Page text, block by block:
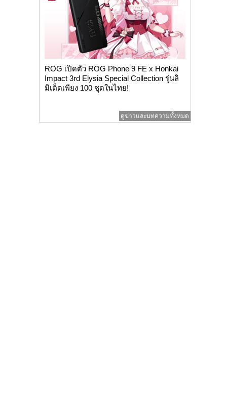
ROG เปิดตัว ROG Phone 9 FE x Honkai
Impact 3rd Elysia Special Collection รุ่นลิ
มิเต็ดเพียง 100 ชุดในไทย!
ดูข่าวและบทความทั้งหมด